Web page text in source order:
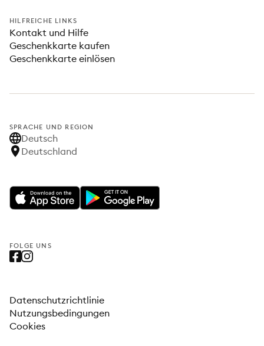
HILFREICHE LINKS
Kontakt und Hilfe
Geschenkkarte kaufen
Geschenkkarte einlösen
SPRACHE UND REGION
Deutsch
Deutschland
FOLGE UNS
Datenschutzrichtlinie
Nutzungsbedingungen
Cookies